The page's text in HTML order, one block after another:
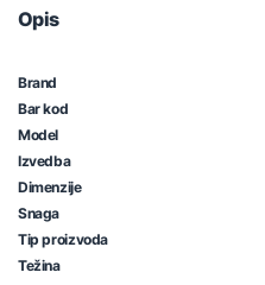
Opis
Brand
Bar kod
Model
Izvedba
Dimenzije
Snaga
Tip proizvoda
Težina